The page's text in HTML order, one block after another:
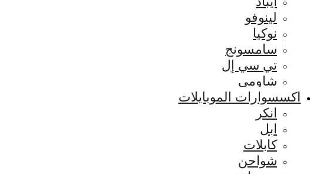
لينوفو
نوكيا
سامسونج
تي سي إل
شاومي
اكسسوارات الموبايلات
انكر
ابل
كابلات
شواحن